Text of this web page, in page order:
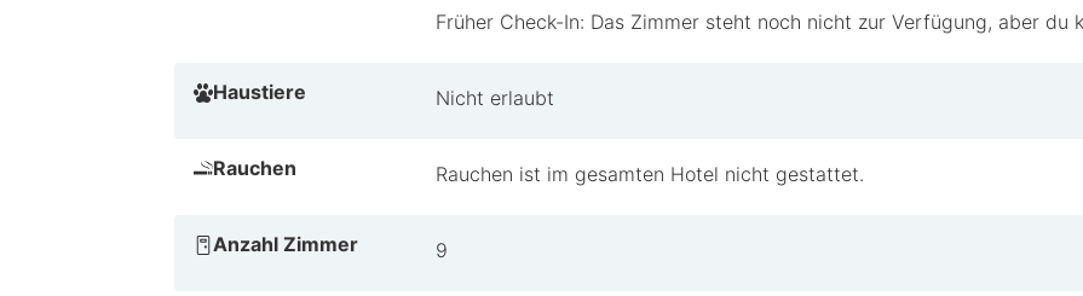
Früher Check-In: Das Zimmer steht noch nicht zur Verfügung, aber du
Haustiere Nicht erlaubt
Rauchen Rauchen ist im gesamten Hotel nicht gestattet.
Anzahl Zimmer 9